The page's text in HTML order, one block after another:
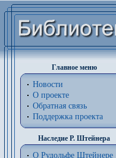
Главное меню
Новости
О проекте
Обратная связь
Поддержка проекта
Наследие Р. Штейнера
О Рудольфе Штейнере